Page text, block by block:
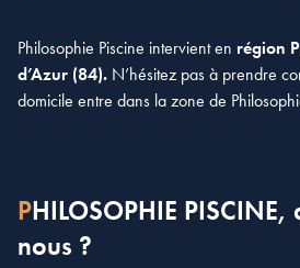
Philosophie Piscine intervient en région
d’Azur (84). N’hésitez pas à prendre
domicile entre dans la zone de
PHILOSOPHIE PISCINE, qui sommes-
nous ?